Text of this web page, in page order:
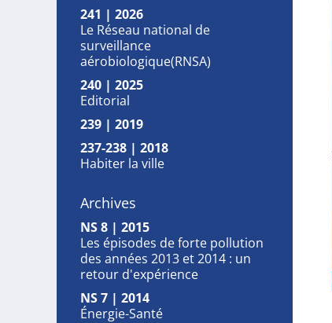
241 | 2026
Le Réseau national de
surveillance
aérobiologique(RNSA)
240 | 2025
Editorial
239 | 2019
237-238 | 2018
Habiter la ville
Archives
NS 8 | 2015
Les épisodes de forte pollution
des années 2013 et 2014 : un
retour d'expérience
NS 7 | 2014
Énergie-Santé